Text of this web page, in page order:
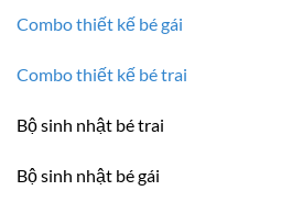
Combo thiết kế bé gái
Combo thiết kế bé trai
Bộ sinh nhật bé trai
Bộ sinh nhật bé gái